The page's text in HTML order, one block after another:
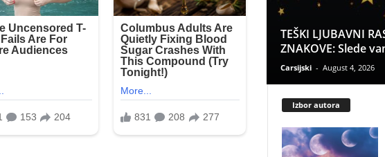
TEŠKI LJUBAVNI
ZNAKOVE: Slede
Carsijski - August 4, 2026
Izbor autora